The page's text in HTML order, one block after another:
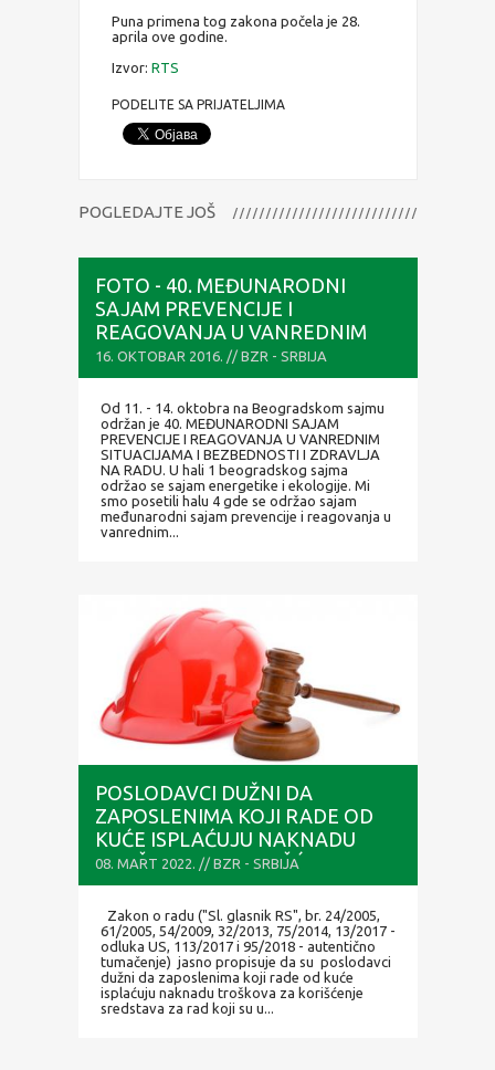
Puna primena tog zakona počela je 28.
aprila ove godine.
Izvor: RTS
PODELITE SA PRIJATELJIMA
POGLEDAJTE JOŠ
FOTO - 40. MEĐUNARODNI
SAJAM PREVENCIJE I
REAGOVANJA U VANREDNIM
SITUACIJAMA I BEZBEDNOSTI I
ZDRAVLJA NA RADU
16. OKTOBAR 2016. // BZR - SRBIJA
Od 11. - 14. oktobra na Beogradskom sajmu
održan je 40. MEĐUNARODNI SAJAM
PREVENCIJE I REAGOVANJA U VANREDNIM
SITUACIJAMA I BEZBEDNOSTI I ZDRAVLJA
NA RADU. U hali 1 beogradskog sajma
održao se sajam energetike i ekologije. Mi
smo posetili halu 4 gde se održao sajam
međunarodni sajam prevencije i reagovanja u
vanrednim...
POSLODAVCI DUŽNI DA
ZAPOSLENIMA KOJI RADE OD
KUĆE ISPLAĆUJU NAKNADU
TROŠKOVA ZA KORIŠĆENJE
SREDSTAVA ZA RAD KOJI SU U
VLASNIŠTVU RADNIKA, KAO I
DA IM NADOKNADE DRUGE
TROŠKOVE
08. MART 2022. // BZR - SRBIJA
Zakon o radu ("Sl. glasnik RS", br. 24/2005,
61/2005, 54/2009, 32/2013, 75/2014, 13/2017 -
odluka US, 113/2017 i 95/2018 - autentično
tumačenje) jasno propisuje da su poslodavci
dužni da zaposlenima koji rade od kuće
isplaćuju naknadu troškova za korišćenje
sredstava za rad koji su u...